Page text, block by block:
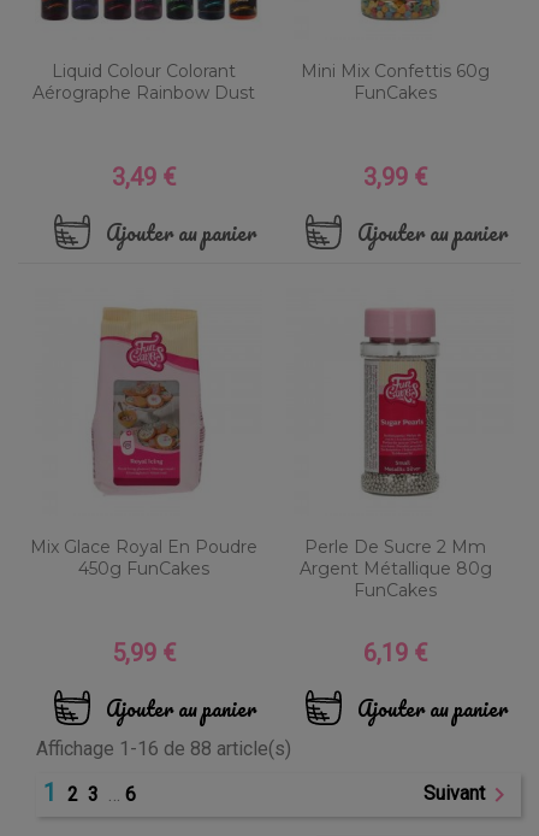
Liquid Colour Colorant
Aérographe Rainbow Dust
Prix
3,49 €
Ajouter au panier
Mini Mix Confettis 60g
FunCakes
Prix
3,99 €
Ajouter au panier
Mix Glace Royal En Poudre
450g FunCakes
Prix
5,99 €
Ajouter au panier
Perle De Sucre 2 Mm
Argent Métallique 80g
FunCakes
Prix
6,19 €
Ajouter au panier
Affichage 1-16 de 88 article(s)
1 2 3 … 6 Suivant